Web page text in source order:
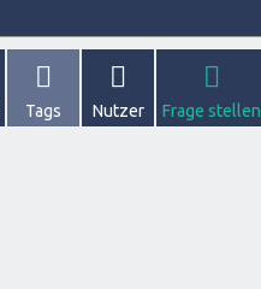
Tags Nutzer Frage stellen